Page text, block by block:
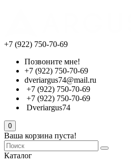
+7 (922) 750-70-69
Позвоните мне!
+7 (922) 750-70-69
dveriargus74@mail.ru
+7 (922) 750-70-69
+7 (922) 750-70-69
Dveriargus74
0
Ваша корзина пуста!
Каталог